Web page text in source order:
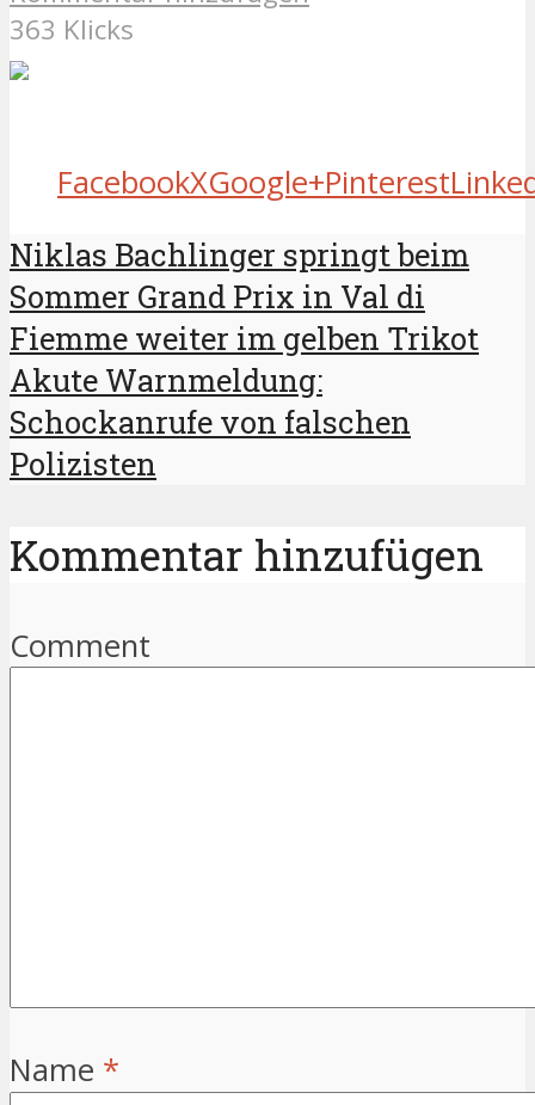
363 Klicks
FacebookXGoogle+Pinterest
Niklas Bachlinger springt beim
Sommer Grand Prix in Val di
Fiemme weiter im gelben Trikot
Akute Warnmeldung:
Schockanrufe von falschen
Polizisten
Kommentar hinzufügen
Comment
Name *